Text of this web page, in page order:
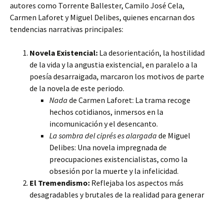
autores como Torrente Ballester, Camilo José Cela,
Carmen Laforet y Miguel Delibes, quienes encarnan dos
tendencias narrativas principales:
Novela Existencial: La desorientación, la hostilidad
de la vida y la angustia existencial, en paralelo a la
poesía desarraigada, marcaron los motivos de parte
de la novela de este periodo.
Nada de Carmen Laforet: La trama recoge
hechos cotidianos, inmersos en la
incomunicación y el desencanto.
La sombra del ciprés es alargada de Miguel
Delibes: Una novela impregnada de
preocupaciones existencialistas, como la
obsesión por la muerte y la infelicidad.
El Tremendismo: Reflejaba los aspectos más
desagradables y brutales de la realidad para generar